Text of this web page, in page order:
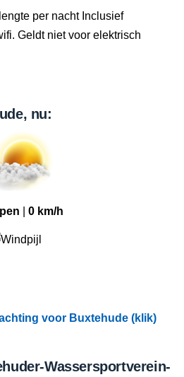
per nacht Inclusief
Geldt niet voor elektrisch
nu:
0 km/h
voor Buxtehude (klik)
Wassersportverein-